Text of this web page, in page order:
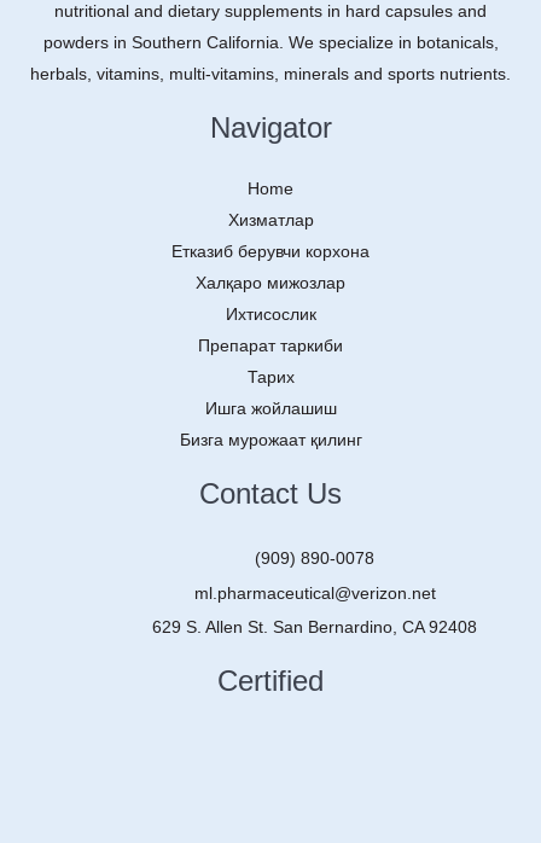
nutritional and dietary supplements in hard capsules and
powders in Southern California. We specialize in botanicals,
herbals, vitamins, multi-vitamins, minerals and sports nutrients.
Navigator
Home
Хизматлар
Етказиб берувчи корхона
Халқаро мижозлар
Ихтисослик
Препарат таркиби
Тарих
Ишга жойлашиш
Бизга мурожаат қилинг
Contact Us
(909) 890-0078
ml.pharmaceutical@verizon.net
629 S. Allen St. San Bernardino, CA 92408
Certified